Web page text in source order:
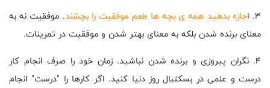
3. اجازه بدهید همه ی بچه ها طعم موفقیت را بچشند. موفقیت نه به
معنای برنده شدن بلکه به معنای بهتر شدن و موفقیت در تمرینات.
4. نگران پیروزی و برنده شدن نباشید. زمان خود را صرف انجام کار
درست و علمی در بسکتبال روز دنیا کنید. اگر کارها را "درست" انجام